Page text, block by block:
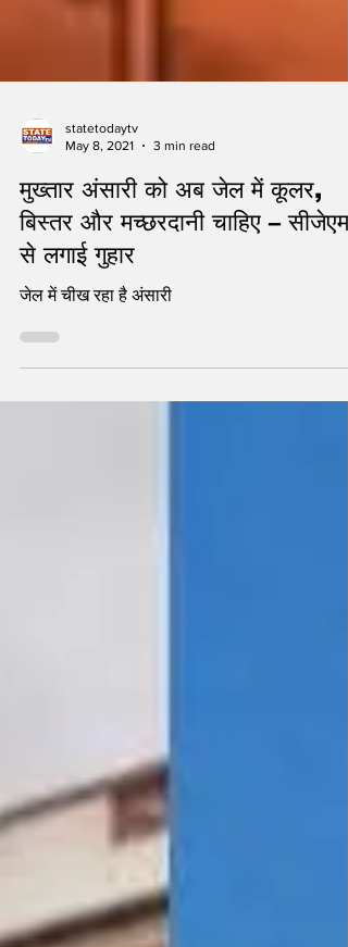
May 8, 2021
3 min read
मुख्तार अंसारी को अब जेल में कूलर,
बिस्तर और मच्छरदानी चाहिए – सीजेएम
से लगाई गुहार
जेल में चीख रहा है अंसारी